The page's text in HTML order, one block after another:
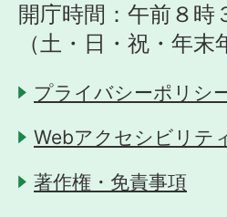
開庁時間：午前８
（土・日・祝・年末
プライバシーポリシ
Webアクセシビリテ
著作権・免責事項